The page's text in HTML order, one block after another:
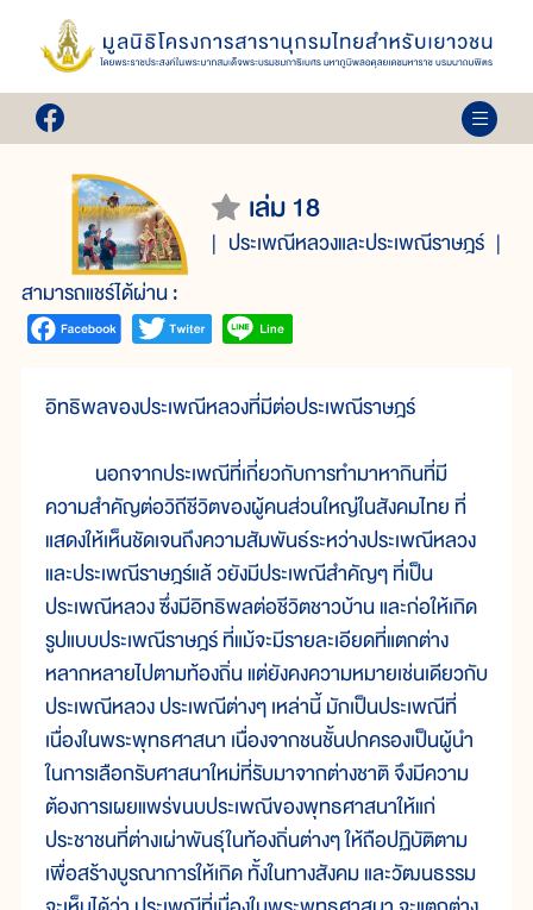
เล่ม 18
ประเพณีหลวงและประเพณีราษฎร์
สามารถแชร์ได้ผ่าน :
อิทธิพลของประเพณีหลวงที่มีต่อประเพณีราษฎร์
นอกจากประเพณีที่เกี่ยวกับการทำมาหากินที่มี
ความสำคัญต่อวิถีชีวิตของผู้คนส่วนใหญ่ในสังคมไทย ที่
แสดงให้เห็นชัดเจนถึงความสัมพันธ์ระหว่างประเพณีหลวง
และประเพณีราษฎร์แล้ วยังมีประเพณีสำคัญๆ ที่เป็น
ประเพณีหลวง ซึ่งมีอิทธิพลต่อชีวิตชาวบ้าน และก่อให้เกิด
รูปแบบประเพณีราษฎร์ ที่แม้จะมีรายละเอียดที่แตกต่าง
หลากหลายไปตามท้องถิ่น แต่ยังคงความหมายเช่นเดียวกับ
ประเพณีหลวง ประเพณีต่างๆ เหล่านี้ มักเป็นประเพณีที่
เนื่องในพระพุทธศาสนา เนื่องจากชนชั้นปกครองเป็นผู้นำ
ในการเลือกรับศาสนาใหม่ที่รับมาจากต่างชาติ จึงมีความ
ต้องการเผยแพร่ขนบประเพณีของพุทธศาสนาให้แก่
ประชาชนที่ต่างเผ่าพันธุ์ในท้องถิ่นต่างๆ ให้ถือปฏิบัติตาม
เพื่อสร้างบูรณาการให้เกิด ทั้งในทางสังคม และวัฒนธรรม